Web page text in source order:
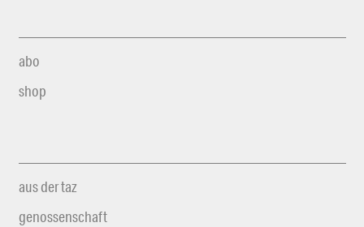
abo
shop
aus der taz
genossenschaft